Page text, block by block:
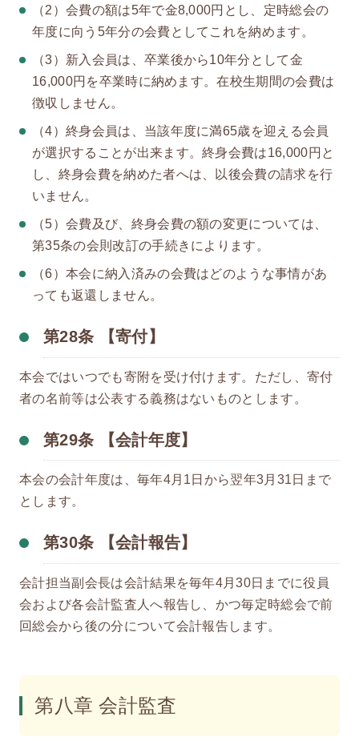
（2）会費の額は5年で金8,000円とし、定時総会の
年度に向う5年分の会費としてこれを納めます。
（3）新入会員は、卒業後から10年分として金
16,000円を卒業時に納めます。在校生期間の会費は
徴収しません。
（4）終身会員は、当該年度に満65歳を迎える会員
が選択することが出来ます。終身会費は16,000円と
し、終身会費を納めた者へは、以後会費の請求を行
いません。
（5）会費及び、終身会費の額の変更については、
第35条の会則改訂の手続きによります。
（6）本会に納入済みの会費はどのような事情があ
っても返還しません。
第28条 【寄付】
本会ではいつでも寄附を受け付けます。ただし、寄付
者の名前等は公表する義務はないものとします。
第29条 【会計年度】
本会の会計年度は、毎年4月1日から翌年3月31日まで
とします。
第30条 【会計報告】
会計担当副会長は会計結果を毎年4月30日までに役員
会および各会計監査人へ報告し、かつ毎定時総会で前
回総会から後の分について会計報告します。
第八章 会計監査